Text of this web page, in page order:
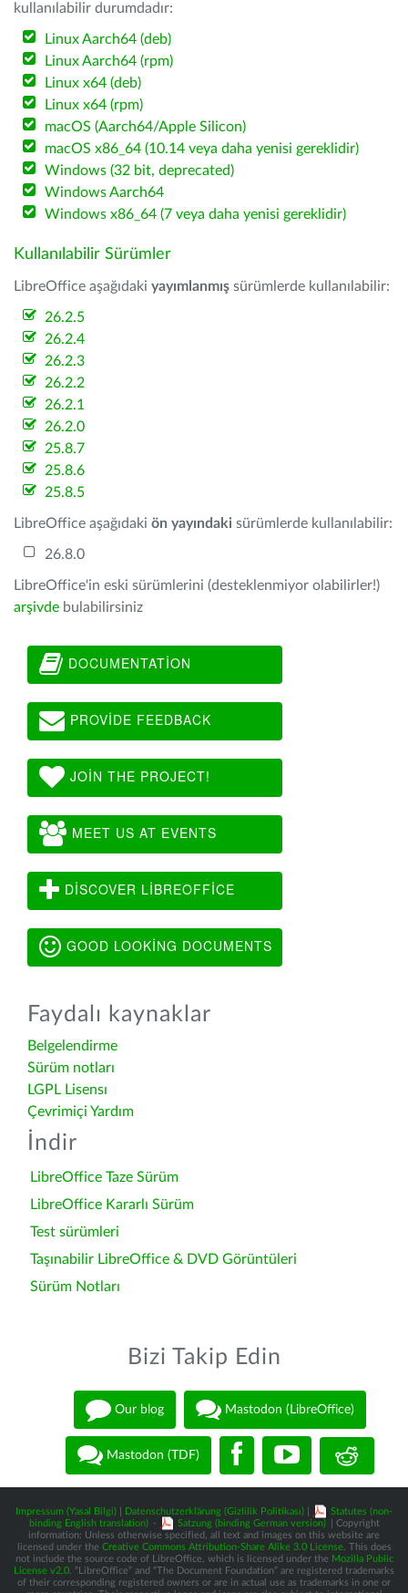
kullanılabilir durumdadır:
Linux Aarch64 (deb)
Linux Aarch64 (rpm)
Linux x64 (deb)
Linux x64 (rpm)
macOS (Aarch64/Apple Silicon)
macOS x86_64 (10.14 veya daha yenisi gereklidir)
Windows (32 bit, deprecated)
Windows Aarch64
Windows x86_64 (7 veya daha yenisi gereklidir)
Kullanılabilir Sürümler
LibreOffice aşağıdaki yayımlanmış sürümlerde kullanılabilir:
26.2.5
26.2.4
26.2.3
26.2.2
26.2.1
26.2.0
25.8.7
25.8.6
25.8.5
LibreOffice aşağıdaki ön yayındaki sürümlerde kullanılabilir:
26.8.0
LibreOffice'in eski sürümlerini (desteklenmiyor olabilirler!)
arşivde bulabilirsiniz
DOCUMENTATION
PROVIDE FEEDBACK
JOIN THE PROJECT!
MEET US AT EVENTS
DISCOVER LIBREOFFICE
GOOD LOOKING DOCUMENTS
Faydalı kaynaklar
Belgelendirme
Sürüm notları
LGPL Lisensı
Çevrimiçi Yardım
İndir
LibreOffice Taze Sürüm
LibreOffice Kararlı Sürüm
Test sürümleri
Taşınabilir LibreOffice & DVD Görüntüleri
Sürüm Notları
Bizi Takip Edin
Our blog Mastodon (LibreOffice)
Mastodon (TDF)
Impressum (Yasal Bilgi) Datenschutzerklärung (Gizlilik Politikası)
Statutes (non-
binding English translation) - Satzung (binding German version)
| Copyright
information: Unless otherwise specified, all text and images on this website are
licensed under the Creative Commons Attribution-Share Alike 3.0 License. This does
not include the source code of LibreOffice, which is licensed under the Mozilla Public
License v2.0 . “LibreOffice” and “The Document Foundation” are registered trademarks
of their corresponding registered owners or are in actual use as trademarks in one or